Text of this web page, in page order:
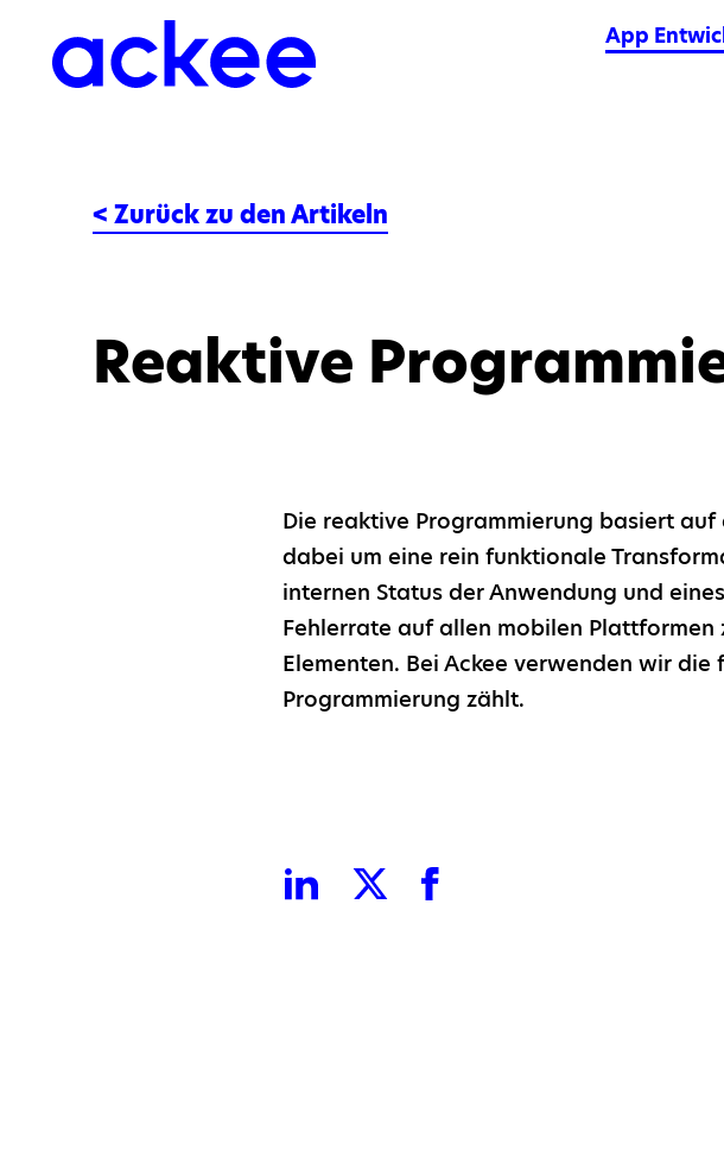
App
< Zurück zu den Artikeln
Reaktive
Die reaktive Programmierung basiert
dabei um eine rein funktionale
internen Status der Anwendung und
Fehlerrate auf allen mobilen
Elementen. Bei Ackee verwenden wir
Programmierung zählt.